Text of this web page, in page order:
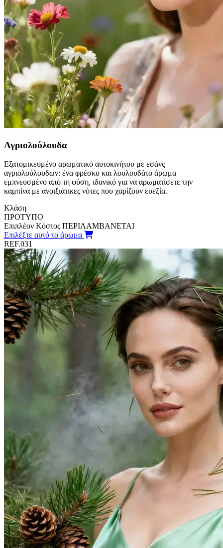
Αγριολούλουδα
Εξατομικευμένο αρωματικό αυτοκινήτου με εσάνς
αγριολούλουδων: ένα φρέσκο και λουλουδάτο άρωμα
εμπνευσμένο από τη φύση, ιδανικό για να αρωματίσετε την
καμπίνα με ανοιξιάτικες νότες που χαρίζουν ευεξία.
Κλάση
ΠΡΟΤΥΠΟ
Επιπλέον Κόστος ΠΕΡΙΛΑΜΒΑΝΕΤΑΙ
Επιλέξτε αυτό το άρωμα
REF.031